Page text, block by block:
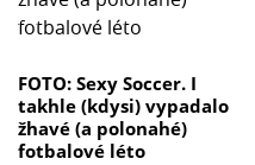
FOTO: Sexy Soccer. I
takhle (kdysi) vypadalo
žhavé (a polonahé)
fotbalové léto